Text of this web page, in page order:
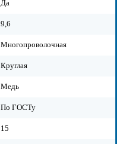
Да
9,6
Многопроволочная
Круглая
Медь
По ГОСТу
15